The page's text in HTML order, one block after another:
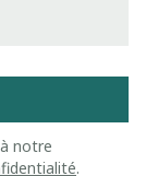
notre
.